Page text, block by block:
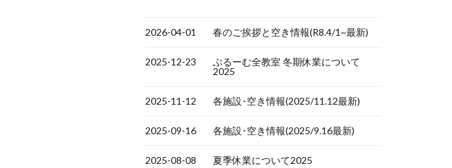
2026-04-01 春のご挨拶と空き情報(R8.4/1~最新)
2025-12-23
ぶるーむ全教室 冬期休業について
2025
2025-11-12 各施設･空き情報(2025/11.12最新)
2025-09-16 各施設･空き情報(2025/9.16最新)
2025-08-08 夏季休業について2025